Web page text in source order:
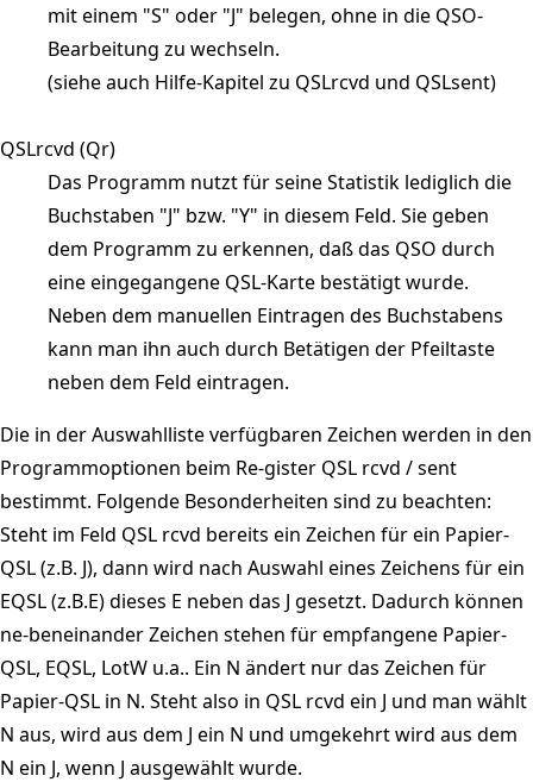
mit einem "S" oder "J" belegen, ohne in die QSO-
Bearbeitung zu wechseln.
(siehe auch Hilfe-Kapitel zu QSLrcvd und QSLsent)
QSLrcvd (Qr)
Das Programm nutzt für seine Statistik lediglich die
Buchstaben "J" bzw. "Y" in diesem Feld. Sie geben
dem Programm zu erkennen, daß das QSO durch
eine eingegangene QSL-Karte bestätigt wurde.
Neben dem manuellen Eintragen des Buchstabens
kann man ihn auch durch Betätigen der Pfeiltaste
neben dem Feld eintragen.
Die in der Auswahlliste verfügbaren Zeichen werden in den
Programmoptionen beim Re-gister QSL rcvd / sent
bestimmt. Folgende Besonderheiten sind zu beachten:
Steht im Feld QSL rcvd bereits ein Zeichen für ein Papier-
QSL (z.B. J), dann wird nach Auswahl eines Zeichens für ein
EQSL (z.B.E) dieses E neben das J gesetzt. Dadurch können
ne-beneinander Zeichen stehen für empfangene Papier-
QSL, EQSL, LotW u.a.. Ein N ändert nur das Zeichen für
Papier-QSL in N. Steht also in QSL rcvd ein J und man wählt
N aus, wird aus dem J ein N und umgekehrt wird aus dem
N ein J, wenn J ausgewählt wurde.